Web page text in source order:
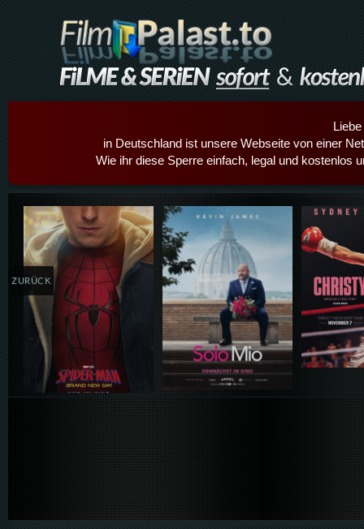
in Deutschland ist unsere Webseite von einer
Wie ihr diese Sperre einfach, legal und kostenlos
Details,Play Details,Play
ZURÜCK